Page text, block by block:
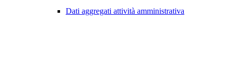
Dati aggregati attività amministrativa